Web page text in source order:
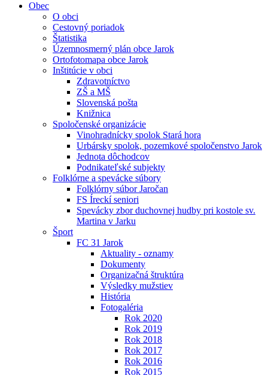
Obec
O obci
Cestovný poriadok
Štatistika
Územnosmerný plán obce Jarok
Ortofotomapa obce Jarok
Inštitúcie v obci
Zdravotníctvo
ZŠ a MŠ
Slovenská pošta
Knižnica
Spoločenské organizácie
Vinohradnícky spolok Stará hora
Urbársky spolok, pozemkové spoločenstvo Jarok
Jednota dôchodcov
Podnikateľské subjekty
Folklórne a spevácke súbory
Folklórny súbor Jaročan
FS Íreckí seniori
Spevácky zbor duchovnej hudby pri kostole sv.
Martina v Jarku
Šport
FC 31 Jarok
Aktuality - oznamy
Dokumenty
Organizačná štruktúra
Výsledky mužstiev
História
Fotogaléria
Rok 2020
Rok 2019
Rok 2018
Rok 2017
Rok 2016
Rok 2015